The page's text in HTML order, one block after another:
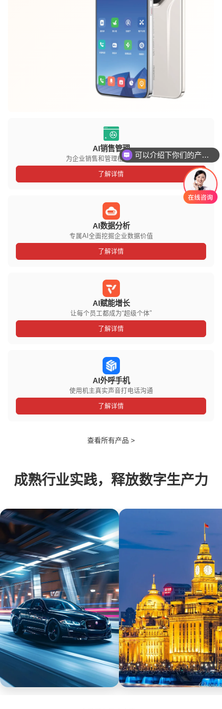
AI销售管理
为企业销售和管理植入数据基因
了解详情
AI数据分析
专属AI全面挖掘企业数据价值
了解详情
AI赋能增长
让每个员工都成为“超级个体”
了解详情
AI外呼手机
使用机主真实声音打电话沟通
了解详情
查看所有产品 >
成熟行业实践，释放数字生产力
可以介绍下你们的产品么
你们是怎么收费的呢